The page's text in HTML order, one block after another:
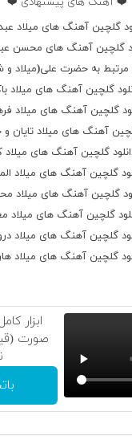
گلچین آهنگ های میلاد
گلچین آهنگ های محسن
مرتبط به حضرت علی(میلاد
گلچین آهنگ های میلاد
گلچین آهنگ های میلاد
آهنگ های میلاد تایان و
گلچین آهنگ های میلاد
گلچین آهنگ های میلاد
گلچین آهنگ های میلاد
گلچین آهنگ های میلاد
گلچین آهنگ های میلاد
گلچین آهنگ های میلاد
ابزار
صورت